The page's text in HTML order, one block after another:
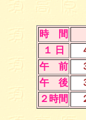
時 間
１ 日
午 前
午 後
２時間